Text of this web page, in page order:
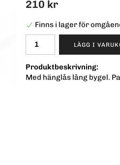
210 kr
Finns i lager för
LÄGG I
Produktbeskrivning:
Med hänglås lång bygel.